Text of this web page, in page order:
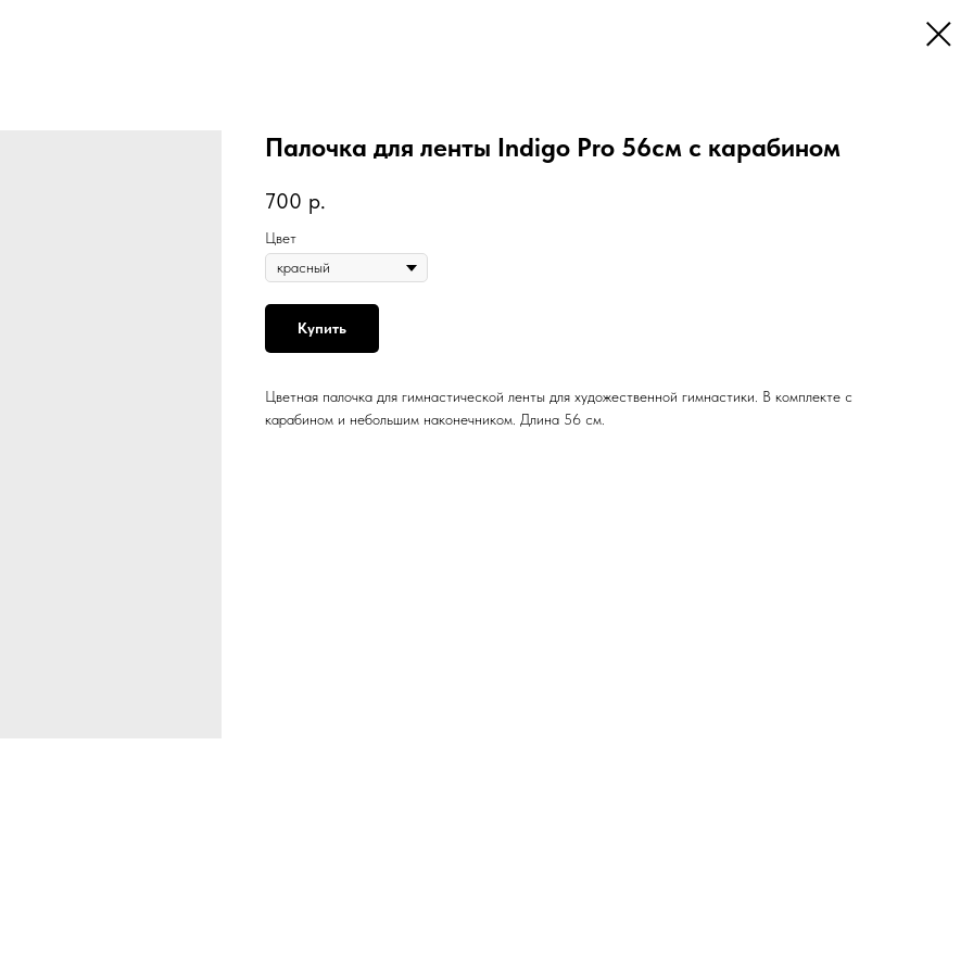
Палочка для ленты Indigo Pro 56см с карабином
700 р.
Цвет
Купить
Цветная палочка для гимнастической ленты для художественной гимнастики. В комплекте с
карабином и небольшим наконечником. Длина 56 см.